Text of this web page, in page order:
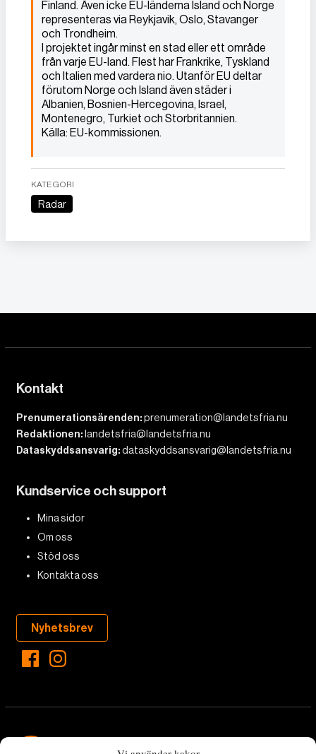
Finland. Även icke EU-länderna Island och Norge
representeras via Reykjavik, Oslo, Stavanger
och Trondheim.
I projektet ingår minst en stad eller ett område
från varje EU-land. Flest har Frankrike, Tyskland
och Italien med vardera nio. Utanför EU deltar
förutom Norge och Island även städer i
Albanien, Bosnien-Hercegovina, Israel,
Montenegro, Turkiet och Storbritannien.
Källa: EU-kommissionen.
KATEGORI
Radar
Kontakt
Prenumerationsärenden:prenumeration@landetsfria.nu
Redaktionen: landetsfria@landetsfria.nu
Dataskyddsansvarig:dataskyddsansvarig@landetsfria.nu
Kundservice och support
Mina sidor
Om oss
Stöd oss
Kontakta oss
Nyhetsbrev